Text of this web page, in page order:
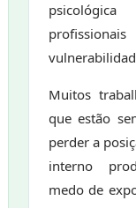
Muitos
que estão
perder a
interno
medo de